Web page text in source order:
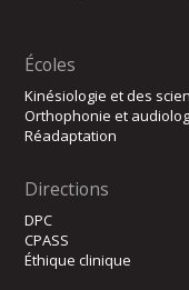
Écoles
Kinésiologie et des
Orthophonie et
Réadaptation
Directions
DPC
CPASS
Éthique clinique